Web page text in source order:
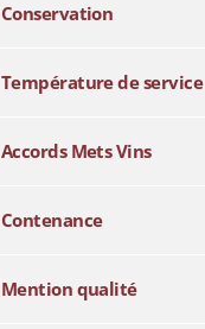
Conservation
Température de service
Accords Mets Vins
Contenance
Mention qualité